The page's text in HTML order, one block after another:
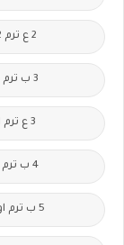
2 ع ترم 2
3 ب ترم 2
3 ع ترم 1
4 ب ترم 2
5 ب ترم اول